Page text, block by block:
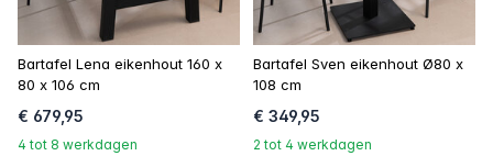
Bartafel Lena eikenhout 160 x
80 x 106 cm
€ 679,95
4 tot 8 werkdagen
Bartafel Sven eikenhout Ø80 x
108 cm
€ 349,95
2 tot 4 werkdagen